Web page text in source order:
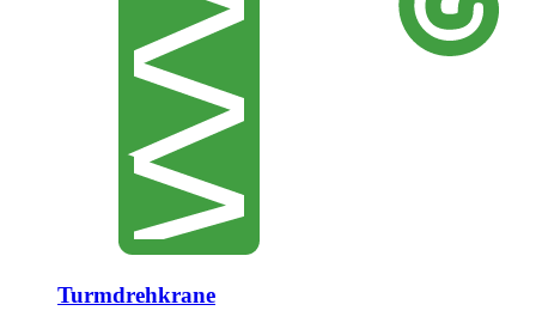
Turmdrehkrane